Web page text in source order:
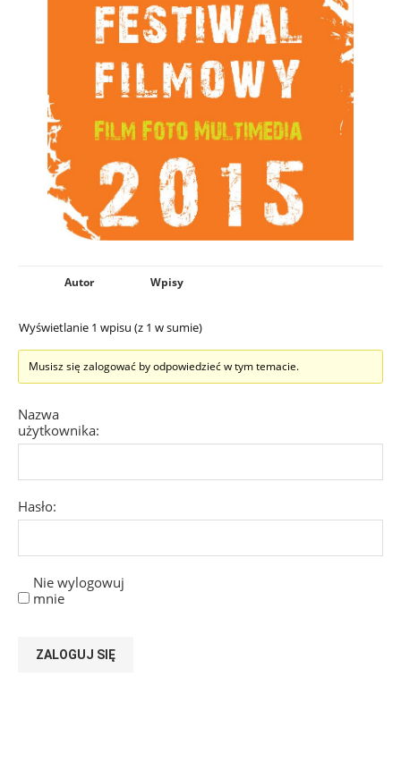
Autor Wpisy
Wyświetlanie 1 wpisu (z 1 w sumie)
Musisz się zalogować by odpowiedzieć w tym temacie.
Nazwa
użytkownika:
Hasło:
Nie wylogowuj
mnie
ZALOGUJ SIĘ